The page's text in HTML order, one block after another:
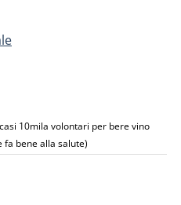
10mila volontari per bere vino
fa bene alla salute)